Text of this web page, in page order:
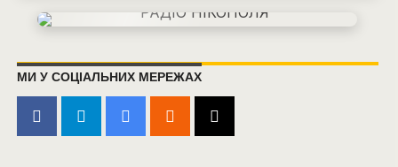
МИ У СОЦІАЛЬНИХ МЕРЕЖАХ